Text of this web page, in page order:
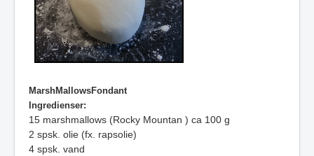
MarshMallowsFondant
Ingredienser:
15 marshmallows (Rocky Mountan ) ca 100 g
2 spsk. olie (fx. rapsolie)
4 spsk. vand